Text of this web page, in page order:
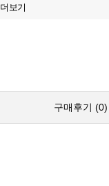
더보기
구매후기 (0)